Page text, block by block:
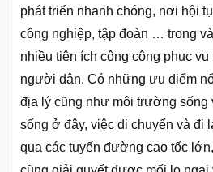
phát triển nhanh chóng, nơi hội
công nghiệp, tập đoàn … trong
nhiều tiện ích công cộng phục
người dân. Có những ưu điểm
địa lý cũng như môi trường sống
sống ở đây, việc di chuyển và đi
qua các tuyến đường cao tốc